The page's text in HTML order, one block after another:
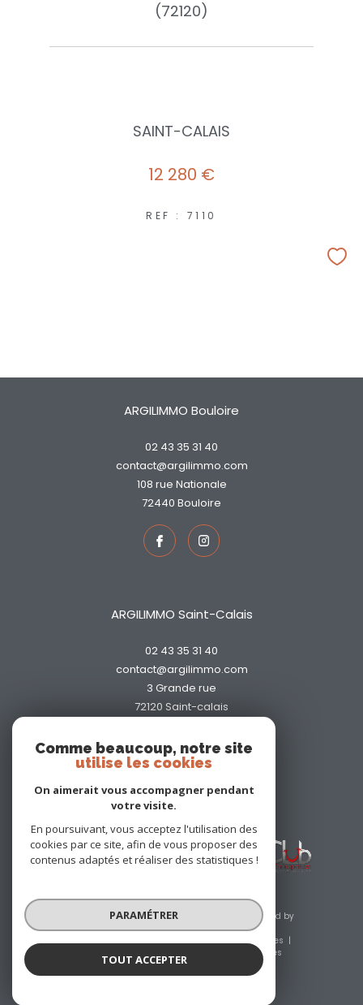
(72120)
SAINT-CALAIS
12 280 €
REF : 7110
ARGILIMMO Bouloire
02 43 35 31 40
contact@argilimmo.com
108 rue Nationale
72440
bouloire
ARGILIMMO Saint-Calais
02 43 35 31 40
contact@argilimmo.com
3 Grande rue
72120
saint-calais
© 2026 | Tous droits réservés | Traduction powered by
Google |
Nos honoraires
Plan du site
Mentions légales
Cookies
Comme beaucoup, notre site
utilise les cookies
On aimerait vous accompagner pendant
votre visite.
En poursuivant, vous acceptez l'utilisation des
cookies par ce site, afin de vous proposer des
contenus adaptés et réaliser des statistiques !
PARAMÉTRER
TOUT ACCEPTER